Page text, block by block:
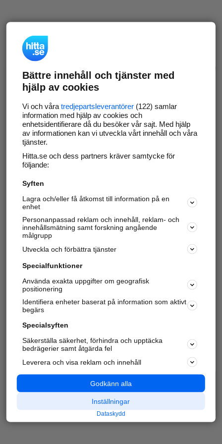
Bättre innehåll och tjänster med
hjälp av cookies
Vi och våra tredjepartsleverantörer(122) samlar
information med hjälp av cookies och
enhetsidentifierare då du besöker vår sajt. Med hjälp
av informationen kan vi utveckla vårt innehåll och våra
tjänster.
Hitta.se och dess partners kräver samtycke för
följande:
Syften
Lagra och/eller få åtkomst till information på en
enhet
Personanpassad reklam och innehåll, reklam- och
innehållsmätning samt forskning angående
målgrupp
Utveckla och förbättra tjänster
Specialfunktioner
Använda exakta uppgifter om geografisk
positionering
Identifiera enheter baserat på information som aktivt
begärs
Specialsyften
Säkerställa säkerhet, förhindra och upptäcka
bedrägerier samt åtgärda fel
Leverera och visa reklam och innehåll
Godkänn alla
Inställningar
Dataskydd